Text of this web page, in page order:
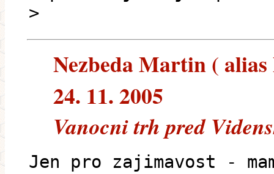
>
Nezbeda Martin (
24. 11. 2005
Vanocni trh pred
Jen pro zajimavost -